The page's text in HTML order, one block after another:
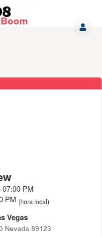
PM
PM (hora local)
Vegas
Nevada 89123